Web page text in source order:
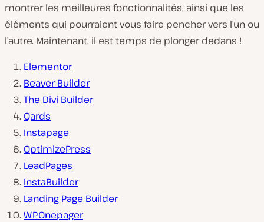
montrer les meilleures fonctionnalités, ainsi que les
éléments qui pourraient vous faire pencher vers l’un ou
l’autre. Maintenant, il est temps de plonger dedans !
Elementor
Beaver Builder
The Divi Builder
Qards
Instapage
OptimizePress
LeadPages
InstaBuilder
Landing Page Builder
WPOnepager